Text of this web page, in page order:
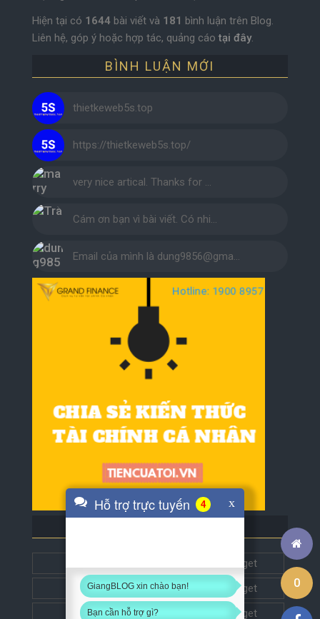
0
Hiện tại có 1644bài viết và 181 bình luận trên Blog.
Liên hệ, góp ý hoặc hợp tác, quảng cáotại đây.
BÌNH LUẬN MỚI
thietkeweb5s.top
https://thietkeweb5s.top/
very nice artical. Thanks for …
Cám ơn bạn vì bài viết. Có nhi…
Email của mình là dung9856@gma…
Get this widget
Đặt liên kết
Get this widget
Đặt liên kết
Get this widget
Hỗ trợ trực tuyến 4 x
GiangBLOG xin chào bạn!
Bạn cần hỗ trợ gì?